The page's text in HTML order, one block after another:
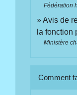
Fédération
Avis de
la fonction
Ministère
Comment